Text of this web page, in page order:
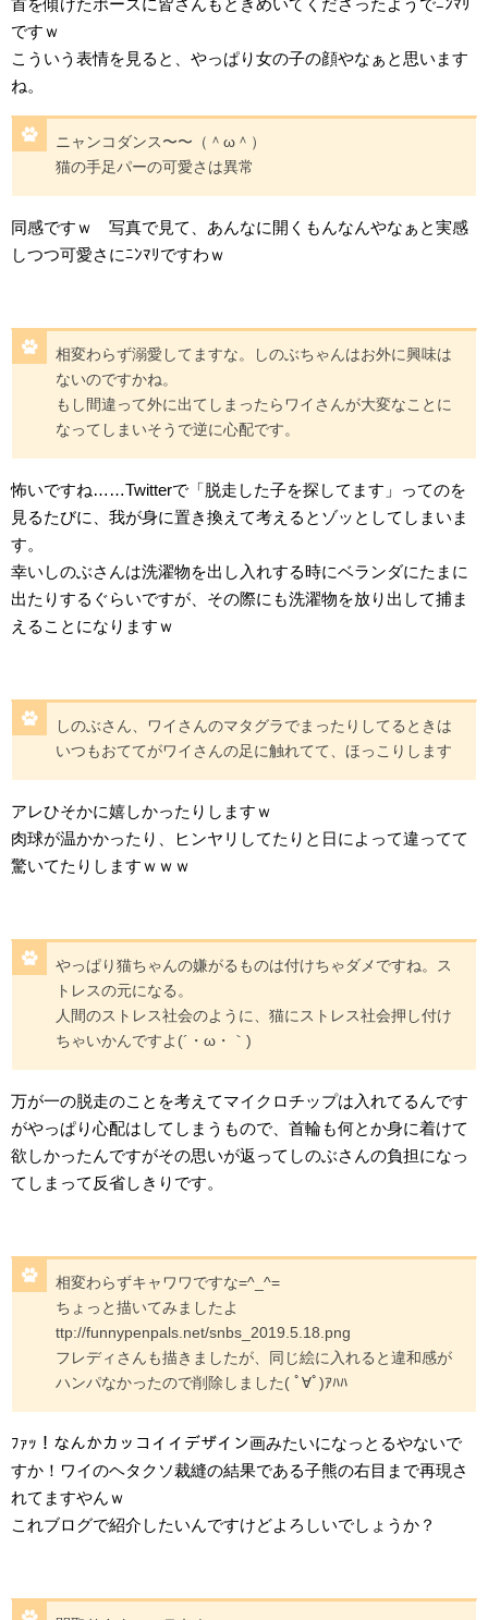
首を傾げたポーズに皆さんもときめいてくださったようでﾆﾝﾏﾘ
ですｗ
こういう表情を見ると、やっぱり女の子の顔やなぁと思います
ね。
ニャンコダンス〜〜（＾ω＾）
猫の手足パーの可愛さは異常
同感ですｗ 写真で見て、あんなに開くもんなんやなぁと実感
しつつ可愛さにﾆﾝﾏﾘですわｗ
相変わらず溺愛してますな。しのぶちゃんはお外に興味は
ないのですかね。
もし間違って外に出てしまったらワイさんが大変なことに
なってしまいそうで逆に心配です。
怖いですね……Twitterで「脱走した子を探してます」ってのを
見るたびに、我が身に置き換えて考えるとゾッとしてしまいま
す。
幸いしのぶさんは洗濯物を出し入れする時にベランダにたまに
出たりするぐらいですが、その際にも洗濯物を放り出して捕ま
えることになりますｗ
しのぶさん、ワイさんのマタグラでまったりしてるときは
いつもおててがワイさんの足に触れてて、ほっこりします
アレひそかに嬉しかったりしますｗ
肉球が温かかったり、ヒンヤリしてたりと日によって違ってて
驚いてたりしますｗｗｗ
やっぱり猫ちゃんの嫌がるものは付けちゃダメですね。ス
トレスの元になる。
人間のストレス社会のように、猫にストレス社会押し付け
ちゃいかんですよ(´・ω・｀)
万が一の脱走のことを考えてマイクロチップは入れてるんです
がやっぱり心配はしてしまうもので、首輪も何とか身に着けて
欲しかったんですがその思いが返ってしのぶさんの負担になっ
てしまって反省しきりです。
相変わらずキャワワですな=^_^=
ちょっと描いてみましたよ
ttp://funnypenpals.net/snbs_2019.5.18.png
フレディさんも描きましたが、同じ絵に入れると違和感が
ハンパなかったので削除しました( ﾟ∀ﾟ)ｱﾊﾊ
ﾌｧｯ！なんかカッコイイデザイン画みたいになっとるやないで
すか！ワイのヘタクソ裁縫の結果である子熊の右目まで再現さ
れてますやんｗ
これブログで紹介したいんですけどよろしいでしょうか？